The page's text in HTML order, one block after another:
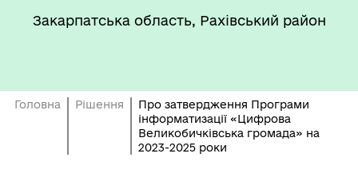
Закарпатська область, Рахівський район
Головна Рішення
Про затвердження Програми
інформатизації «Цифрова
Великобичківська громада» на
2023-2025 роки